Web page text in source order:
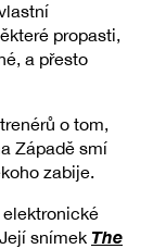
propasti,
a přesto
o tom,
Západě smí
zabije.
snímek The